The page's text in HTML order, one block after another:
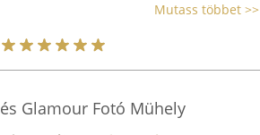
Mutass többet >>
Glamour Fotó Mühely